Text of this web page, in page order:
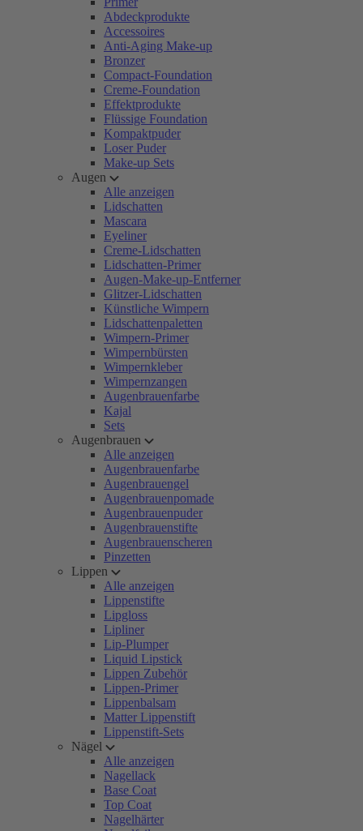
Abdeckprodukte
Accessoires
Anti-Aging Make-up
Bronzer
Compact-Foundation
Creme-Foundation
Effektprodukte
Flüssige Foundation
Kompaktpuder
Loser Puder
Make-up Sets
Augen
Alle anzeigen
Lidschatten
Mascara
Eyeliner
Creme-Lidschatten
Lidschatten-Primer
Augen-Make-up-Entferner
Glitzer-Lidschatten
Künstliche Wimpern
Lidschattenpaletten
Wimpern-Primer
Wimpernbürsten
Wimpernkleber
Wimpernzangen
Augenbrauenfarbe
Kajal
Sets
Augenbrauen
Alle anzeigen
Augenbrauenfarbe
Augenbrauengel
Augenbrauenpomade
Augenbrauenpuder
Augenbrauenstifte
Augenbrauenscheren
Pinzetten
Lippen
Alle anzeigen
Lippenstifte
Lipgloss
Lipliner
Lip-Plumper
Liquid Lipstick
Lippen Zubehör
Lippen-Primer
Lippenbalsam
Matter Lippenstift
Lippenstift-Sets
Nägel
Alle anzeigen
Nagellack
Base Coat
Top Coat
Nagelhärter